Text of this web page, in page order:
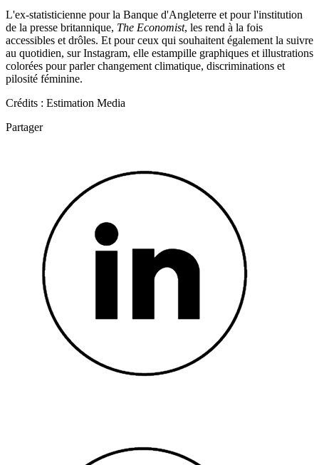
L'ex-statisticienne pour la Banque d'Angleterre et pour l'institution
de la presse britannique, The Economist, les rend à la fois
accessibles et drôles. Et pour ceux qui souhaitent également la suivre
au quotidien, sur Instagram, elle estampille graphiques et illustrations
colorées pour parler changement climatique, discriminations et
pilosité féminine.
Crédits : Estimation Media
Partager